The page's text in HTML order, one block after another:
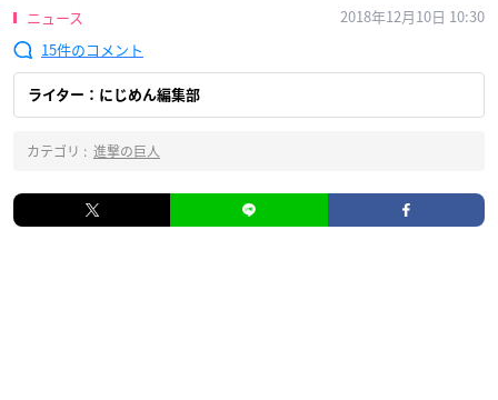
ニュース
2018年12月10日 10:30
15
ライター：にじめん編集部
カテゴリ : 進撃の巨人